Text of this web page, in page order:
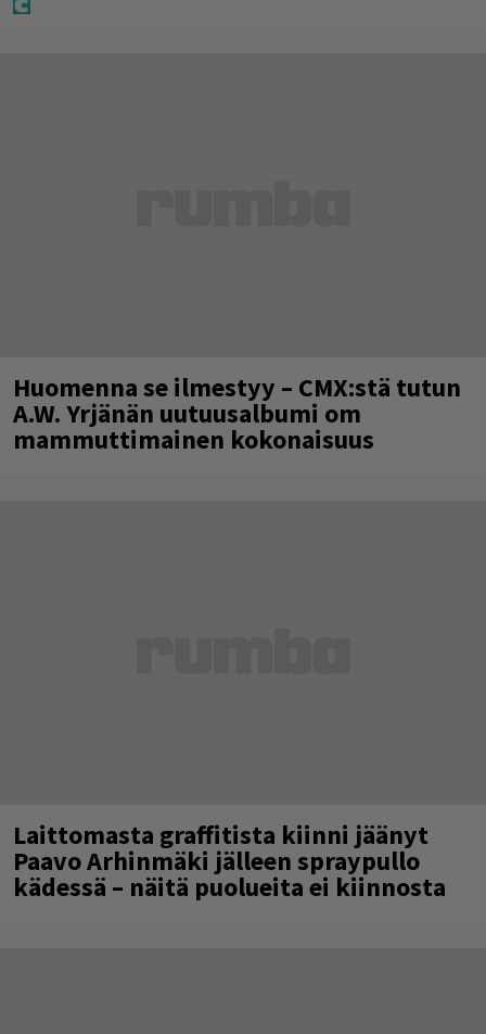
Huomenna se ilmestyy – CMX:stä tutun
A.W. Yrjänän uutuusalbumi om
mammuttimainen kokonaisuus
Laittomasta graffitista kiinni jäänyt
Paavo Arhinmäki jälleen spraypullo
kädessä – näitä puolueita ei kiinnosta